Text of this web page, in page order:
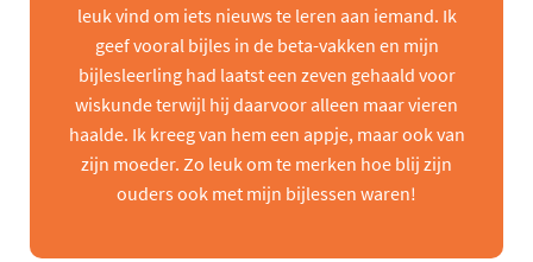
leuk vind om iets nieuws te leren aan iemand. Ik
geef vooral bijles in de beta-vakken en mijn
bijlesleerling had laatst een zeven gehaald voor
wiskunde terwijl hij daarvoor alleen maar vieren
haalde. Ik kreeg van hem een appje, maar ook van
zijn moeder. Zo leuk om te merken hoe blij zijn
ouders ook met mijn bijlessen waren!